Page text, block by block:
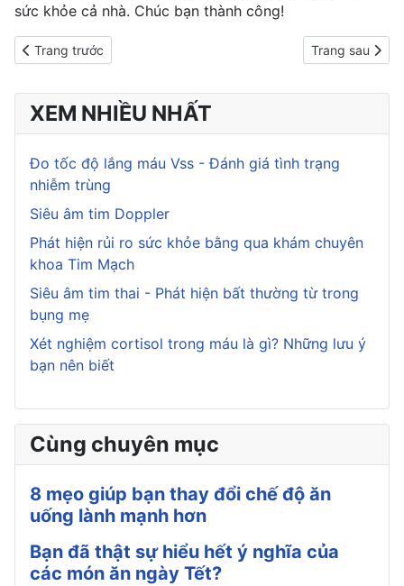
sức khỏe cả nhà. Chúc bạn thành công!
Previous article: Cách làm siro dâu tằm thơm ngon, bổ dưỡng
Trang trước Next article:
Trang sau
XEM NHIỀU NHẤT
Đo tốc độ lắng máu Vss - Đánh giá tình trạng
nhiễm trùng
Siêu âm tim Doppler
Phát hiện rủi ro sức khỏe bằng qua khám chuyên
khoa Tim Mạch
Siêu âm tim thai - Phát hiện bất thường từ trong
bụng mẹ
Xét nghiệm cortisol trong máu là gì? Những lưu ý
bạn nên biết
Cùng chuyên mục
8 mẹo giúp bạn thay đổi chế độ ăn
uống lành mạnh hơn
Bạn đã thật sự hiểu hết ý nghĩa của
các món ăn ngày Tết?